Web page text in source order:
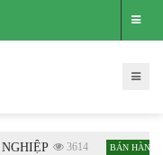
3614 BÁN HÀNG